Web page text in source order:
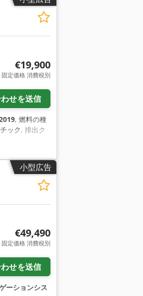
€19,900
固定価格 消費税別
せを送信
, 燃料の種
ック, 排出ク
小型広告
€49,490
固定価格 消費税別
せを送信
ーションシス